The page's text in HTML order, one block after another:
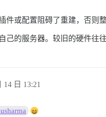
件或配置阻碍了重建，否则
己的服务器。较旧的硬件往
14 日 13:21